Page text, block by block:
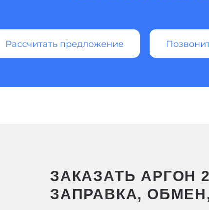
Рассчитать предложение
ЗАКАЗАТЬ АРГОН
ЗАПРАВКА,